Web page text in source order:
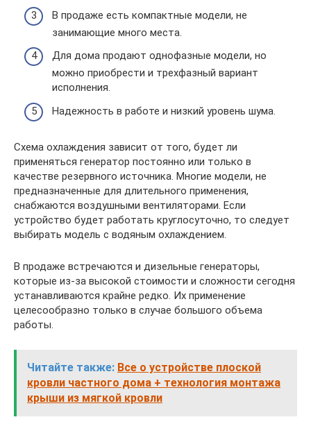
В продаже есть компактные модели, не
занимающие много места.
Для дома продают однофазные модели, но
можно приобрести и трехфазный вариант
исполнения.
Надежность в работе и низкий уровень шума.
Схема охлаждения зависит от того, будет ли
применяться генератор постоянно или только в
качестве резервного источника. Многие модели, не
предназначенные для длительного применения,
снабжаются воздушными вентиляторами. Если
устройство будет работать круглосуточно, то следует
выбирать модель с водяным охлаждением.
В продаже встречаются и дизельные генераторы,
которые из-за высокой стоимости и сложности сегодня
устанавливаются крайне редко. Их применение
целесообразно только в случае большого объема
работы.
Читайте также: Все о устройстве плоской
кровли частного дома + технология монтажа
крыши из мягкой кровли